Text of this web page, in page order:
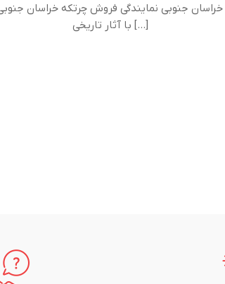
جنوبی نمایندگی فروش چرتکه خراسان
با آثار تاریخی [...]